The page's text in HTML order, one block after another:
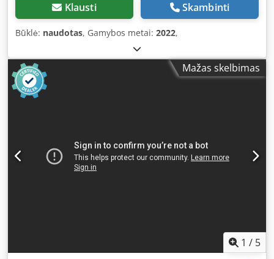
Klausti Skambinti
Būklė: naudotas, Gamybos metai: 2022,
Mažas skelbimas
1 / 5